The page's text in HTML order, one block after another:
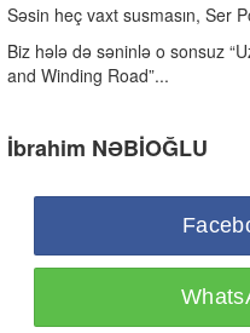
Səsin heç vaxt susmasın, Ser
Biz hələ də səninlə o sonsuz
and Winding Road”...
İbrahim NƏBİOĞLU